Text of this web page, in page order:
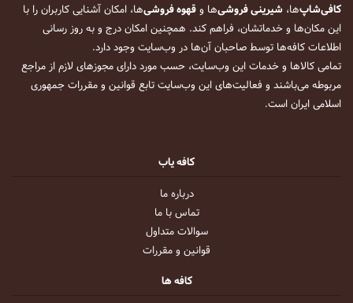
کافی‌شاپ‌ها، شیرینی فروشی‌ها وقهوه فروشی‌ها، امکان آشنایی کاربران را با
این مکان‌ها و خدماتشان، فراهم کند. همچنین امکان درج و به روز رسانی
اطلاعات کافه‌ها توسط صاحبان آن‌ها در وب‌سایت وجود دارد.
تمامی کالاها و خدمات این وب‌سایت، حسب مورد دارای مجوزهای لازم از مراجع
مربوطه می‌باشند و فعالیت‌های این وب‌سایت تابع قوانین و مقررات جمهوری
اسلامی ایران است.
کافه یاب
درباره ما
تماس با ما
سوالات متداول
قوانین و مقررات
کافه ها